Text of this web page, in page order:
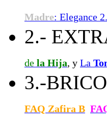
Madre: Elegance
2.-
de la Hija, y La
3.-
FAQ Zafira B